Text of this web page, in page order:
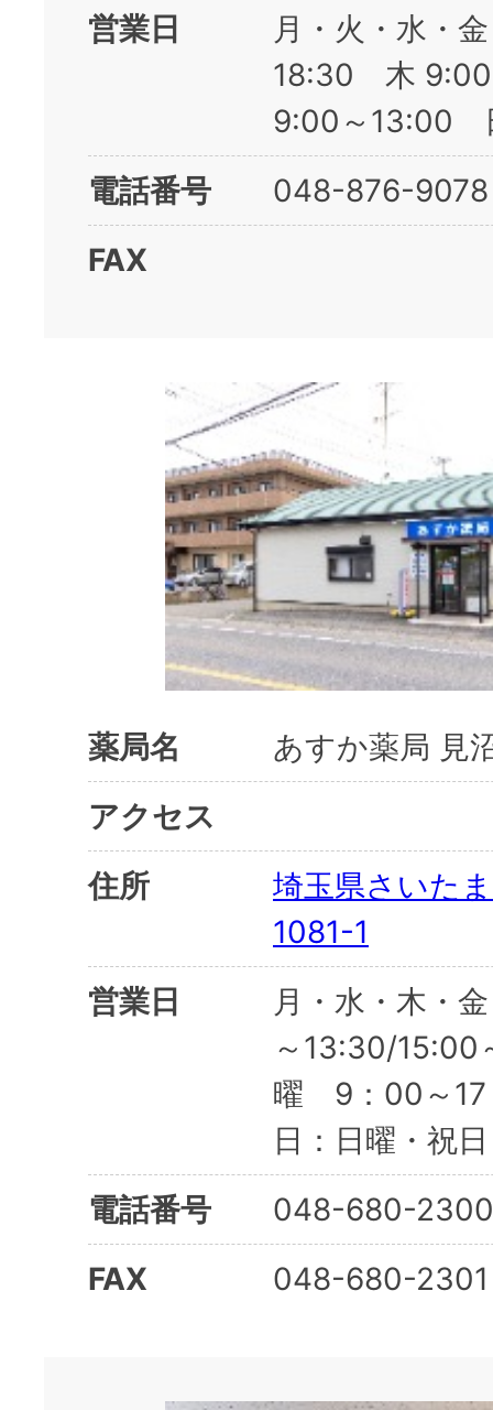
営業日
月・火・水・
18:30 木
9:00～13:00
電話番号
048-876-9078
FAX
薬局名
あすか薬局 見
アクセス
住所
埼玉県さいた
1081-1
営業日
月・水・木・
～13:30/
曜 9：00～
日：日曜・祝日
電話番号
048-680-2300
FAX
048-680-2301